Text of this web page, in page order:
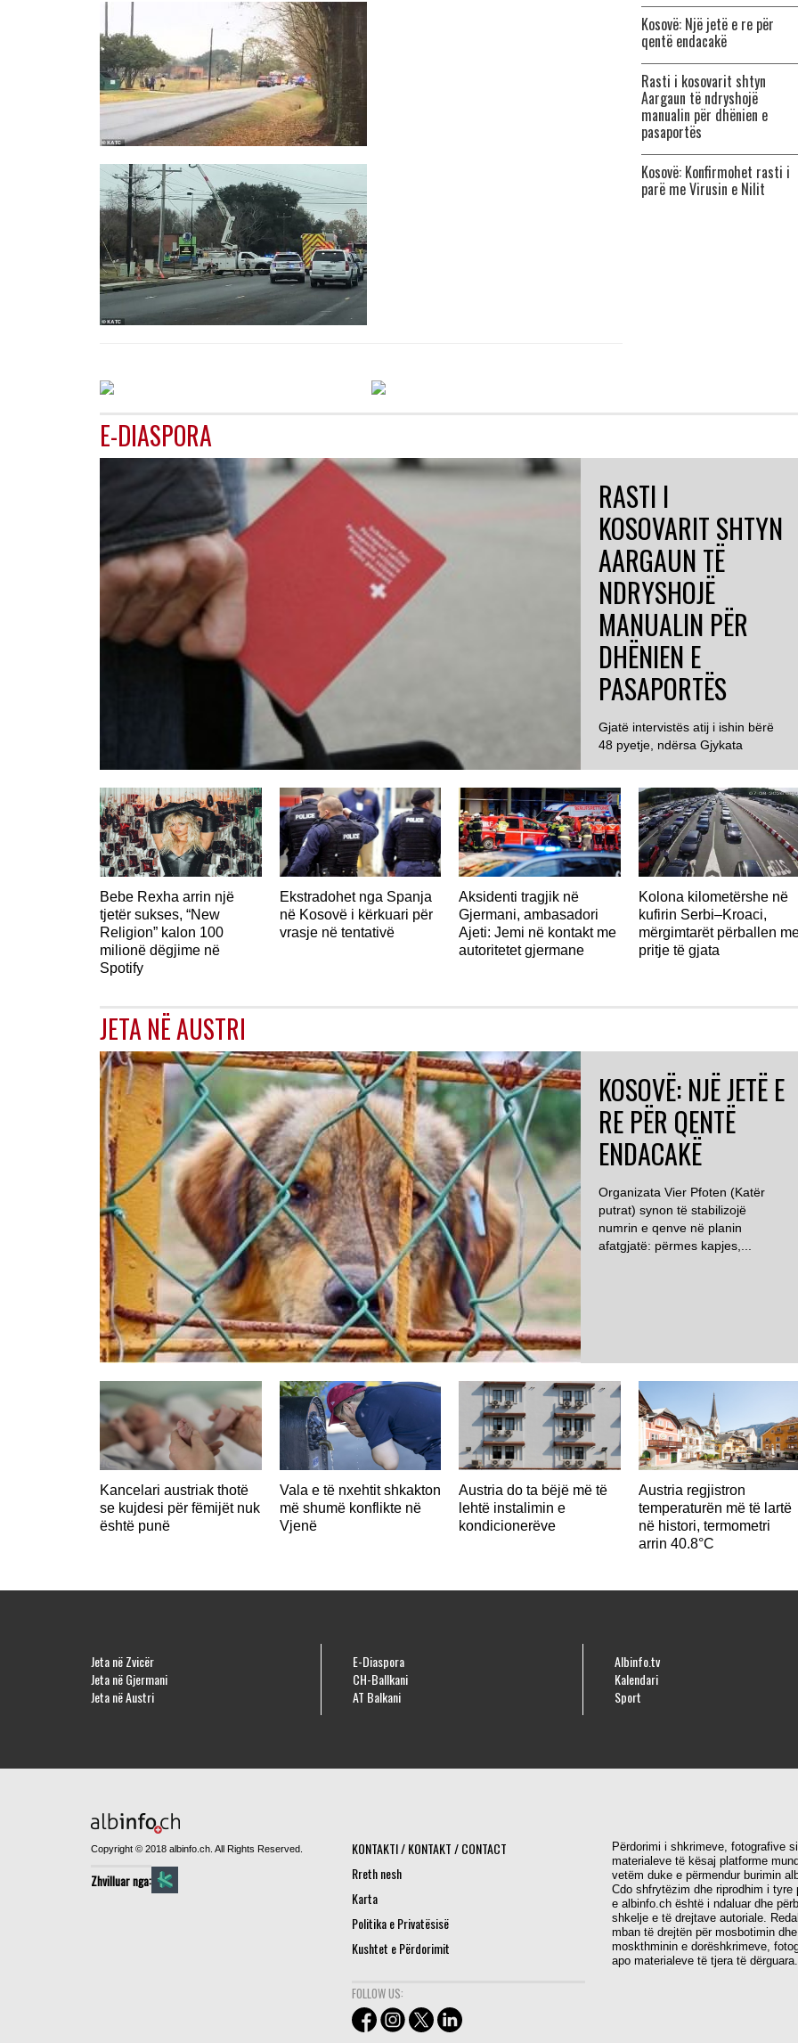
Kosovë: Një jetë e re për
qentë endacakë
Rasti i kosovarit shtyn
Aargaun të ndryshojë
manualin për dhënien e
pasaportës
Kosovë: Konfirmohet rasti i
parë me Virusin e Nilit
E-DIASPORA
RASTI I
KOSOVARIT SHTYN
AARGAUN TË
NDRYSHOJË
MANUALIN PËR
DHËNIEN E
PASAPORTËS
Gjatë intervistës atij i ishin bërë
48 pyetje, ndërsa Gjykata
Bebe Rexha arrin një
tjetër sukses, “New
Religion” kalon 100
milionë dëgjime në
Spotify
Ekstradohet nga Spanja
në Kosovë i kërkuari për
vrasje në tentativë
Aksidenti tragjik në
Gjermani, ambasadori
Ajeti: Jemi në kontakt me
autoritetet gjermane
Kolona kilometërshe në
kufirin Serbi–Kroaci,
mërgimtarët përballen
pritje të gjata
JETA NË AUSTRI
KOSOVË: NJË JETË E
RE PËR QENTË
ENDACAKË
Organizata Vier Pfoten (Katër
putrat) synon të stabilizojë
numrin e qenve në planin
afatgjatë: përmes kapjes,...
Kancelari austriak thotë
se kujdesi për fëmijët nuk
është punë
Vala e të nxehtit shkakton
më shumë konflikte në
Vjenë
Austria do ta bëjë më të
lehtë instalimin e
kondicionerëve
Austria regjistron
temperaturën më të lartë
në histori, termometri
arrin 40.8°C
Jeta në Zvicër
Jeta në Gjermani
Jeta në Austri
E-Diaspora
CH-Ballkani
AT Balkani
Albinfo.tv
Kalendari
Sport
Copyright © 2018 albinfo.ch. All Rights Reserved.
Zhvilluar nga:
KONTAKTI / KONTAKT / CONTACT
Rreth nesh
Karta
Politika e Privatësisë
Kushtet e Përdorimit
FOLLOW US:
Përdorimi i shkrimeve, fotografive
materialeve të kësaj platforme
vetëm duke e përmendur burimin
Cdo shfrytëzim dhe riprodhim i tyre
e albinfo.ch është i ndaluar dhe
shkelje e të drejtave autoriale.
mban të drejtën për mosbotimin dhe
moskthminin e dorëshkrimeve,
apo materialeve të tjera të dërguara.